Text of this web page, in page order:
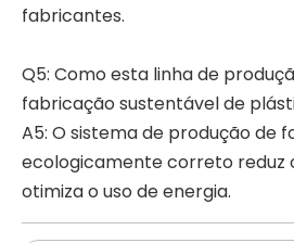
fabricantes.
Q5: Como esta linha de
fabricação sustentável de
A5: O sistema de produção de
ecologicamente correto reduz
otimiza o uso de energia.